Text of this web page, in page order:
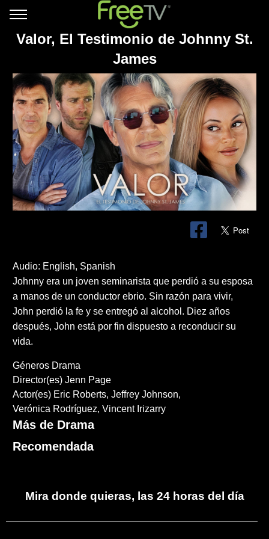
Valor, El Testimonio de Johnny St.
James
Audio: English, Spanish
Johnny era un joven seminarista que perdió a su esposa
a manos de un conductor ebrio. Sin razón para vivir,
John perdió la fe y se entregó al alcohol. Diez años
después, John está por fin dispuesto a reconducir su
vida.
Géneros Drama
Director(es) Jenn Page
Actor(es) Eric Roberts Jeffrey Johnson
Verónica Rodríguez Vincent Irizarry
Más de Drama
Recomendada
Mira donde quieras, las 24 horas del día